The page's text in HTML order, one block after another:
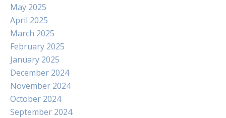
May 2025
April 2025
March 2025
February 2025
January 2025
December 2024
November 2024
October 2024
September 2024